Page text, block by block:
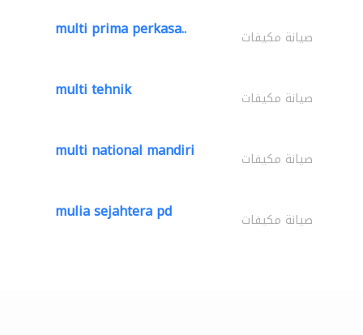
multi prima perkasa.. صيانة مكيفات
multi tehnik صيانة مكيفات
multi national mandiri صيانة مكيفات
mulia sejahtera pd صيانة مكيفات